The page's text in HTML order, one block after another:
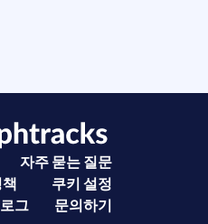
자주 묻는 질문
쿠키 설정
그 문의하기